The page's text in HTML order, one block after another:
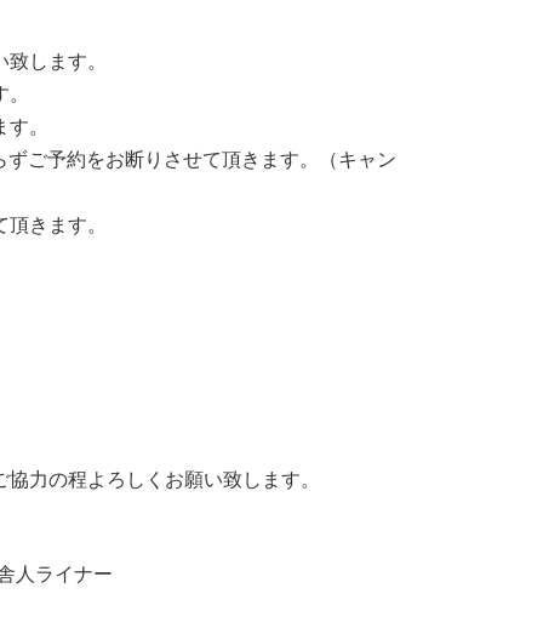
します。
。
ご予約をお断りさせて頂きます。（キャン
きます。
力の程よろしくお願い致します。
人ライナー